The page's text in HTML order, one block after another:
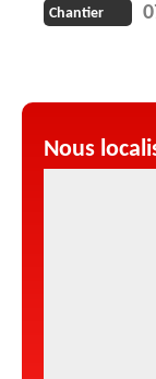
Chantier
Nous